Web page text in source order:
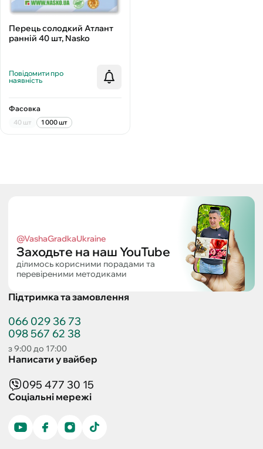
Перець солодкий Атлант
ранній 40 шт, Nasko
Повідомити про
наявність
Фасовка
40 шт 1 000 шт
@VashaGradkaUkraine
Заходьте на наш YouTube
ділимось корисними порадами та
перевіреними методиками
Підтримка та замовлення
066 029 36 73
098 567 62 38
з 9:00 до 17:00
Написати у вайбер
095 477 30 15
Соціальні мережі